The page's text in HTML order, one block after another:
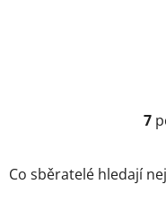
7
Co sběratelé hledají